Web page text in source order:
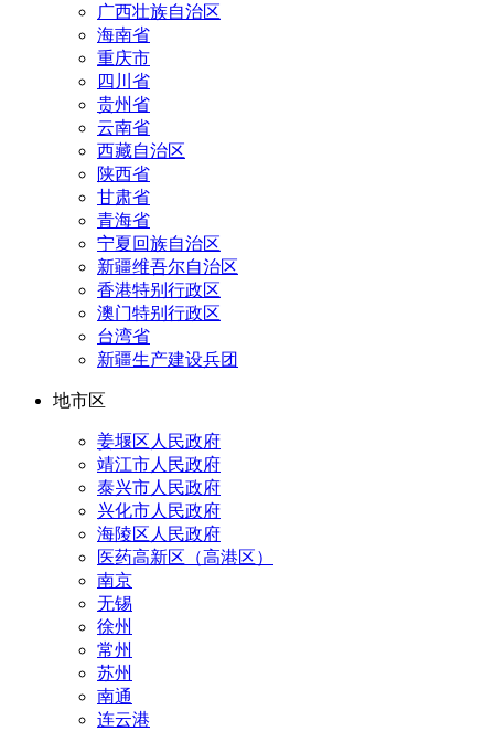
广西壮族自治区
海南省
重庆市
四川省
贵州省
云南省
西藏自治区
陕西省
甘肃省
青海省
宁夏回族自治区
新疆维吾尔自治区
香港特别行政区
澳门特别行政区
台湾省
新疆生产建设兵团
地市区
姜堰区人民政府
靖江市人民政府
泰兴市人民政府
兴化市人民政府
海陵区人民政府
医药高新区（高港区）
南京
无锡
徐州
常州
苏州
南通
连云港